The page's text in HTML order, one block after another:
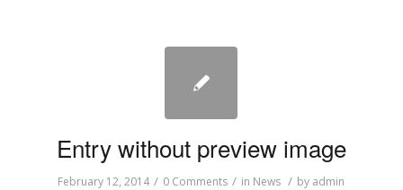
Entry without preview image
February 12, 2014 / 0 Comments / in News / by admin